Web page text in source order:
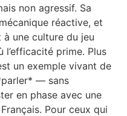
non agressif. Sa
réactive, et
une culture du jeu
l’efficacité prime. Plus
un exemple vivant de
— sans
en phase avec une
Pour ceux qui